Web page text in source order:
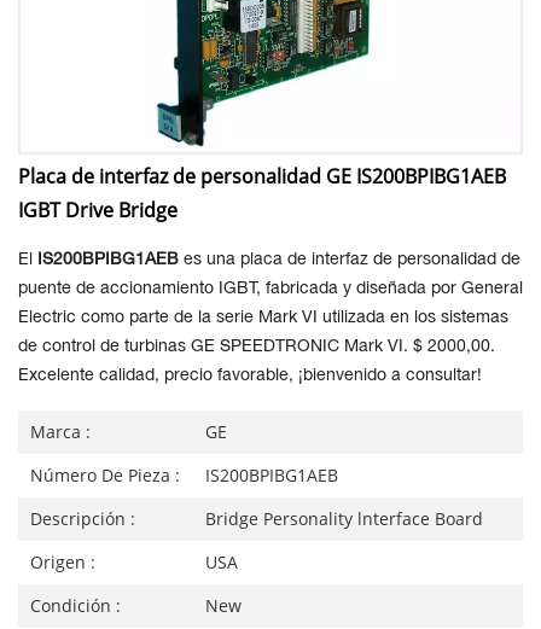
Placa de interfaz de personalidad GE IS200BPIBG1AEB
IGBT Drive Bridge
El IS200BPIBG1AEB es una placa de interfaz de personalidad de
puente de accionamiento IGBT, fabricada y diseñada por General
Electric como parte de la serie Mark VI utilizada en los sistemas
de control de turbinas GE SPEEDTRONIC Mark VI. $ 2000,00.
Excelente calidad, precio favorable, ¡bienvenido a consultar!
Marca :
GE
Número De Pieza :
IS200BPIBG1AEB
Descripción :
Bridge Personality lnterface Board
Origen :
USA
Condición :
New